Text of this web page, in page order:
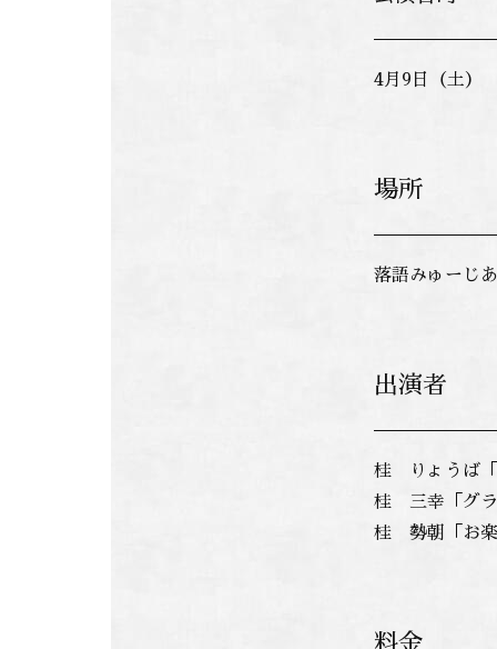
4月9日（土
場所
落語みゅーじ
出演者
桂 りょうば
桂 三幸「グラ
桂 勢朝「お
料金